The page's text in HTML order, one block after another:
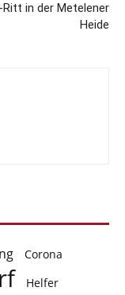
Ritt in der Metelener
Heide
Corona
Helfer